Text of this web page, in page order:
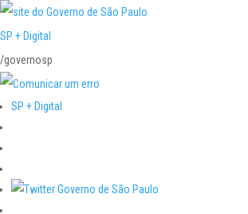
SP + Digital
/governosp
SP + Digital